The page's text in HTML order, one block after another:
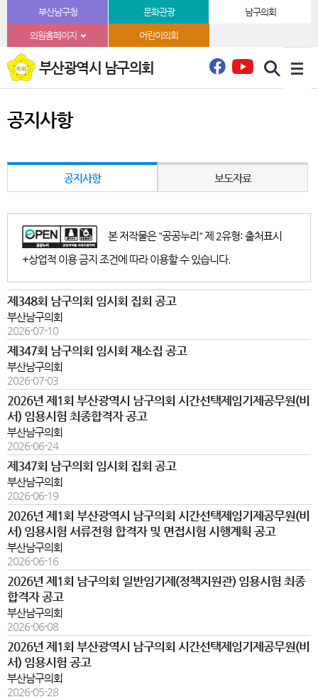
본문바로가기부산남구청 문화관광 남구의회
의원홈페이지 어린이의회
부산광역시 남구의회
공지사항
공지사항 보도자료
본 저작물은 "공공누리" 제 2유형: 출처표시
+상업적 이용 금지 조건에 따라 이용할 수 있습니다.
제348회 남구의회 임시회 집회 공고
부산남구의회
2026-07-10
제347회 남구의회 임시회 재소집 공고
부산남구의회
2026-07-03
2026년 제1회 부산광역시 남구의회 시간선택제임기제공무원(비
서) 임용시험 최종합격자 공고
부산남구의회
2026-06-24
제347회 남구의회 임시회 집회 공고
부산남구의회
2026-06-19
2026년 제1회 부산광역시 남구의회 시간선택제임기제공무원(비
서) 임용시험 서류전형 합격자 및 면접시험 시행계획 공고
부산남구의회
2026-06-16
2026년 제1회 남구의회 일반임기제(정책지원관) 임용시험 최종
합격자 공고
부산남구의회
2026-06-08
2026년 제1회 부산광역시 남구의회 시간선택제임기제공무원(비
서) 임용시험 공고
부산남구의회
2026-05-28